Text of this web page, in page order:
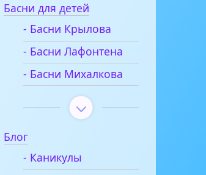
Басни для детей
- Басни Крылова
- Басни Лафонтена
- Басни Михалкова
Блог
- Каникулы